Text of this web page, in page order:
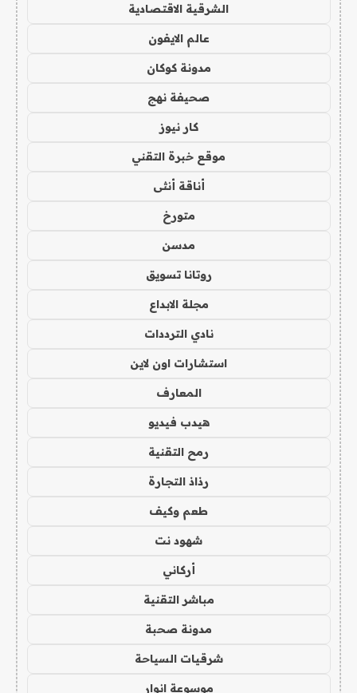
الشرقية الاقتصادية
عالم الايفون
مدونة كوكان
صحيفة نهج
كار نيوز
موقع خبرة التقني
أناقة أنثى
متورخ
مدسن
روتانا تسويق
مجلة الابداع
نادي الترددات
استشارات اون لاين
المعارف
هيدب فيديو
رمح التقنية
رذاذ التجارة
طعم وكيف
شهود نت
أركاني
مباشر التقنية
مدونة صحبة
شرقيات السياحة
موسوعة انوار